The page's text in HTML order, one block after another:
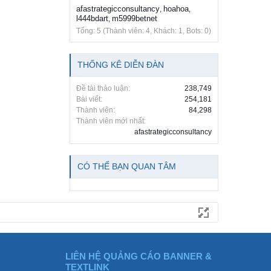
afastrategicconsultancy, hoahoa,
l444bdart, m5999betnet
Tổng: 5 (Thành viên: 4, Khách: 1, Bots: 0)
THỐNG KÊ DIỄN ĐÀN
Đề tài thảo luận:
238,749
Bài viết:
254,181
Thành viên:
84,298
Thành viên mới nhất:
afastrategicconsultancy
CÓ THỂ BẠN QUAN TÂM
LIÊN HỆ QUẢNG CÁO BANNER &
TEXTLINK